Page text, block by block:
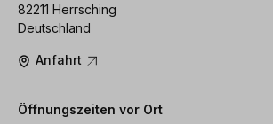
82211 Herrsching
Deutschland
Anfahrt
Öffnungszeiten vor Ort